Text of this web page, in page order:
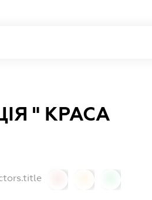
" КРАСА